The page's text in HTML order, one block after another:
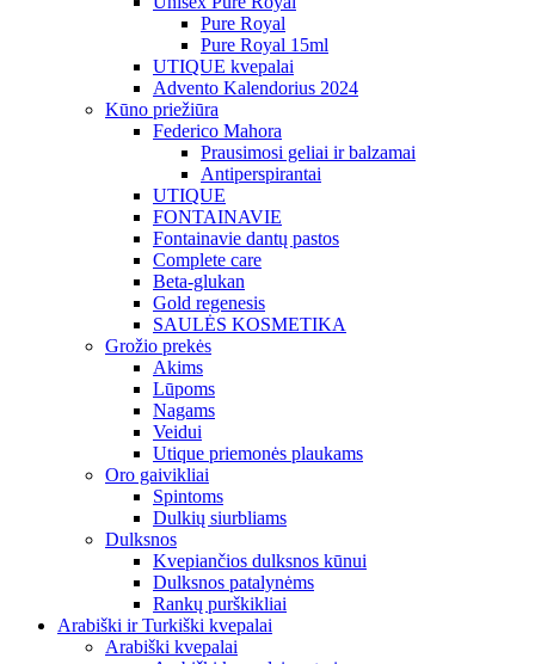
Pure Royal
Pure Royal 15ml
UTIQUE kvepalai
Advento Kalendorius 2024
Kūno priežiūra
Federico Mahora
Prausimosi geliai ir balzamai
Antiperspirantai
UTIQUE
FONTAINAVIE
Fontainavie dantų pastos
Complete care
Beta-glukan
Gold regenesis
SAULĖS KOSMETIKA
Grožio prekės
Akims
Lūpoms
Nagams
Veidui
Utique priemonės plaukams
Oro gaivikliai
Spintoms
Dulkių siurbliams
Dulksnos
Kvepiančios dulksnos kūnui
Dulksnos patalynėms
Rankų purškikliai
Arabiški ir Turkiški kvepalai
Arabiški kvepalai